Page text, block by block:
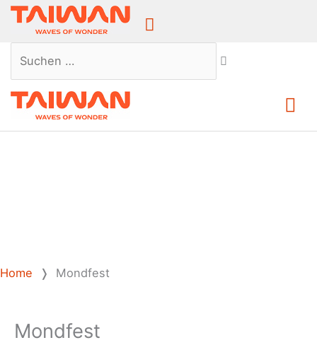
Above
Suchen …
Home ❭ Mondfest
Mondfest